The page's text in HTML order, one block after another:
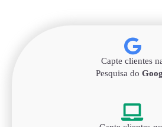
Capte clientes
Pesquisa do